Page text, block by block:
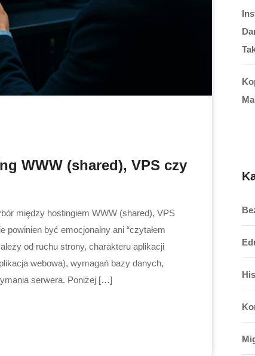
WWW (shared), VPS czy
między hostingiem WWW (shared), VPS
być emocjonalny ani “czytałem
od ruchu strony, charakteru aplikacji
webowa), wymagań bazy danych,
serwera. Poniżej […]